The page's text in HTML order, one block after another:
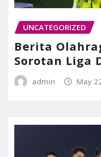
UNCATEGORIZED
Berita
Sorotan Liga
admin May